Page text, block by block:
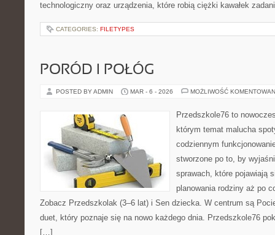
technologiczny oraz urządzenia, które robią ciężki kawałek
CATEGORIES: FILETYPES
PORÓD I POŁÓG
POSTED BY ADMIN MAR - 6 - 2026 MOŻLIWOŚĆ
Przedszkole76 to
którym temat malucha
codziennym
stworzone po to, by
sprawach, które pojawiają
planowania rodziny aż po
Zobacz Przedszkolak (3–6 lat) i Sen dziecka. W centrum są
duet, który poznaje się na nowo każdego dnia. Przedszkole76
[…]